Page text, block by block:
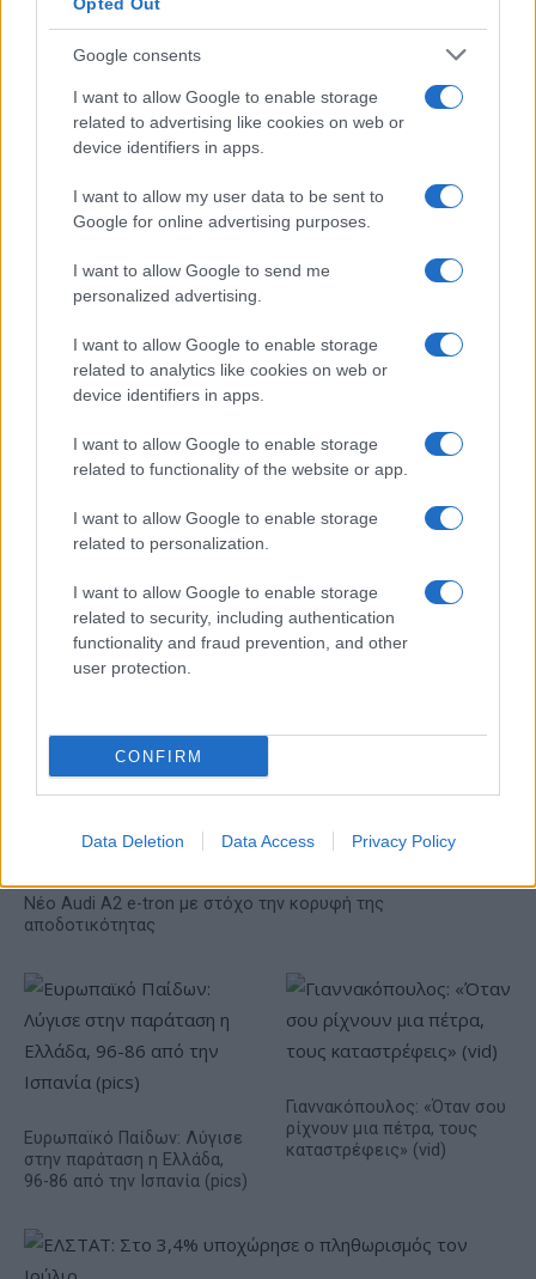
Google consents
I want to allow Google to enable storage
related to advertising like cookies on web or
device identifiers in apps.
I want to allow my user data to be sent to
Google for online advertising purposes.
I want to allow Google to send me
personalized advertising.
I want to allow Google to enable storage
related to analytics like cookies on web or
device identifiers in apps.
I want to allow Google to enable storage
related to functionality of the website or app.
I want to allow Google to enable storage
related to personalization.
I want to allow Google to enable storage
related to security, including authentication
functionality and fraud prevention, and other
user protection.
CONFIRM
Data Deletion Data Access Privacy Policy
Χρηματοοικονομικός
σύμβουλος της ΔΕΗ για την
είσοδο στην πολωνική
Media: Με ενίσχυση 8 εκατ.
στήριξης- Κάλυψη
εισφορών ΕΔΟΕΑΠ
IAB Hellas: Νέα Διοικούσα Επιτροπή και νέο Διοικητικό
Συμβούλιο - Πρόεδρος ο Γαληνός Γιαγλής
μπαταριών για τα υβριδικά
ευρωπαϊκή
Νέο Audi A2 e-tron με στόχο την κορυφή της
αποδοτικότητας
Ευρωπαϊκό Παίδων: Λύγισε
στην παράταση η Ελλάδα,
96-86 από την Ισπανία (pics)
Γιαννακόπουλος: «Όταν σου
ρίχνουν μια πέτρα, τους
καταστρέφεις» (vid)